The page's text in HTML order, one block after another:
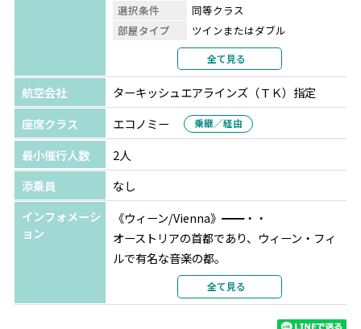
選択条件
同等クラス
部屋タイプ
ツインまたはダブル
2名1室利用
部屋カテゴリ
指定なし
全て見る
航空会社
ターキッシュエアラインズ（ＴＫ）指定
座席クラス
エコノミー 乗継／経由
最小催行人数
2人
添乗員
なし
インフォメーシ
ョン
《ウィーン/Vienna》━━・・
オーストリアの首都であり、ウィーン・フィ
ルで有名な音楽の都。
古来より東西交通の要衝として栄え、
中世から第1次大戦にかけては、ハプスブルク
家を中心として栄華を極めました。
全て見る